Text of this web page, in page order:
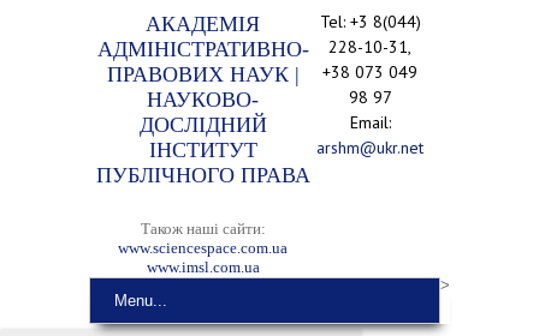
АКАДЕМІЯ
АДМІНІСТРАТИВНО-
ПРАВОВИХ НАУК |
НАУКОВО-
ДОСЛІДНИЙ
ІНСТИТУТ
ПУБЛІЧНОГО ПРАВА
Також наші сайти:
www.sciencespace.com.ua
www.imsl.com.ua
Tel: +3 8(044)
228-10-31,
+38 073 049
98 97
Email:
arshm@ukr.net
Menu...
>